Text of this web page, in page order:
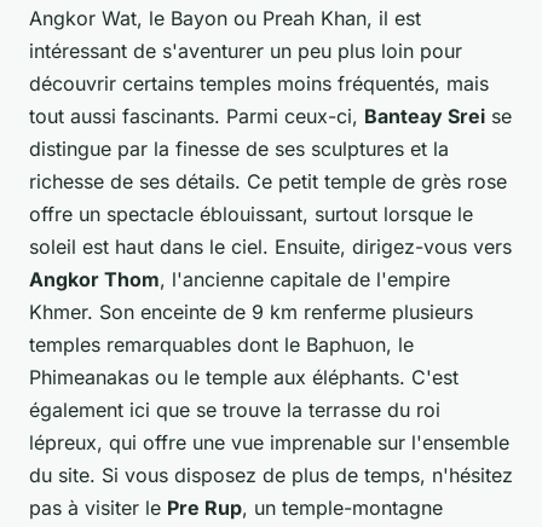
Angkor Wat, le Bayon ou Preah Khan, il est
intéressant de s'aventurer un peu plus loin pour
découvrir certains temples moins fréquentés, mais
tout aussi fascinants. Parmi ceux-ci, Banteay Srei se
distingue par la finesse de ses sculptures et la
richesse de ses détails. Ce petit temple de grès rose
offre un spectacle éblouissant, surtout lorsque le
soleil est haut dans le ciel. Ensuite, dirigez-vous vers
Angkor Thom, l'ancienne capitale de l'empire
Khmer. Son enceinte de 9 km renferme plusieurs
temples remarquables dont le Baphuon, le
Phimeanakas ou le temple aux éléphants. C'est
également ici que se trouve la terrasse du roi
lépreux, qui offre une vue imprenable sur l'ensemble
du site. Si vous disposez de plus de temps, n'hésitez
pas à visiter le Pre Rup, un temple-montagne